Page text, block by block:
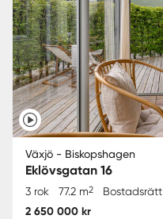
Växjö - Biskopshagen
Eklövsgatan 16
3 rok 77.2 m2 Bostadsrätt
2 650 000 kr